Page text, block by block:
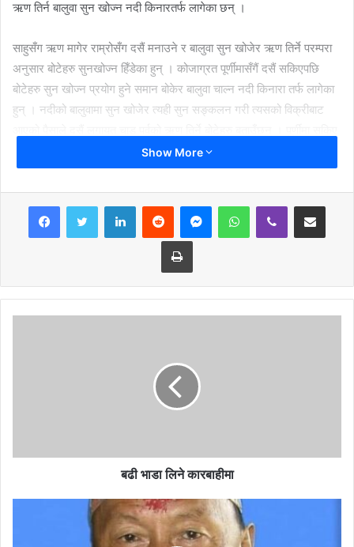
ऋण तिर्न बालुवा सुन खोज्न नदी किनारतर्फ लागेका छन् ।
साहुसँग ऋण मागेर राम्रोसँग दसैं मनाउने र बालुवा सुन खोजेर ऋण तिर्ने परम्परा
अनुसार बोटेहरु सुनखोज्न हिँडेका हुन् । कोजाग्रत पूर्णीमासँगैं दसैं सकिएपछि
बोटेहरु सुन खोज्न प्रयोग हुने समान बोकेर बालुवा चाल्न नदी किनारा तर्फ लागेका
हुन् । नदीको बालुवामा सुन खोजेर त्यही सुन सङ्कलन गरी त्यसको विक्रीबाट
लगत्तै दसैंको ऋण तिर्नको लागि केही बोटे नदी किनारतर्फ गईसकेको र केही जाने
तयारी गरेको मेखबहादुर बोटेले बताउनुभयो । कालीगण्डकी, बुढीगण्डकी, मस्र्याङदी
र त्रिशुली नदीको बालुवामा सुनका कणहरू भेटिने हुँदा त्यही सुन खोज्न नदी
किनारातर्फ लागेको उहाँले जानकारी दिनुभयो ।
दसैंपछि नदीमा पानीको बहाव पनि कम हुने र बालुवामा सुन खोज्न सहज हुने हुँदा यो
मौसम उपयुक्त हुने बालुवामा सुन चाल्नु हुने सोममाया बोटेले बताउनुभयो । नदीमा
“पहिलापहिला बालुवामा सुन धेरै पाइन्थ्यो, हिजोआज त्यति पाइँदैन । त्यसैले पेसाबाटै
डोजर लगाएर बालुवा लैजान्छन् । ढुङ्गा पनि कम भएकाले बालुवा अड्किन पाउँदैन
अनि सुन कसरी पाइन्छ ?” अध्यक्ष माझीले प्रश्न गर्नुभयो । सुनचाँदी पसलेकहाँबाट
ऋण लिई दसैं मान्ने र सुन खोजेर ऋण तिर्ने बोटेहरूको प्रचलन भएको समाजका
अध्यक्ष माझी बताउनुुहुन्छ ।
Show More
Print
बढी भाडा लिने कारबाहीमा